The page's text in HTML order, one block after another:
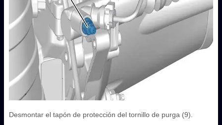
Desmontar el tapón de protección del tornillo de purga (9).